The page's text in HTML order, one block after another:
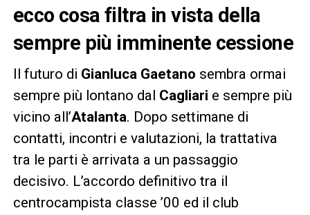
ecco cosa filtra in vista della
sempre più imminente cessione
Il futuro di Gianluca Gaetano sembra ormai
sempre più lontano dal Cagliari e sempre più
vicino all’Atalanta. Dopo settimane di
contatti, incontri e valutazioni, la trattativa
tra le parti è arrivata a un passaggio
decisivo. L’accordo definitivo tra il
centrocampista classe ’00 ed il club